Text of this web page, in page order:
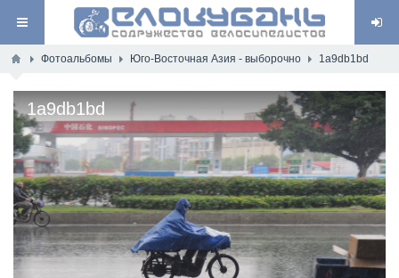
Фотоальбомы Юго-Восточная Азия - выборочно 1a9db1bd
1a9db1bd